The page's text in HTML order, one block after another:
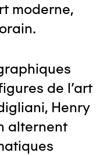
moderne,
de l'art
Henry
alternent